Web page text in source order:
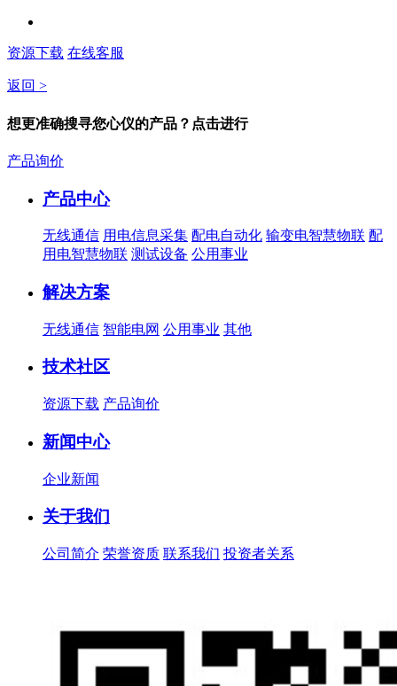
资源下载 在线客服
返回 >
想更准确搜寻您心仪的产品？点击进行
产品询价
产品中心
无线通信 用电信息采集 配电自动化 输变电智慧物联 配
用电智慧物联 测试设备 公用事业
解决方案
无线通信 智能电网 公用事业 其他
技术社区
资源下载 产品询价
新闻中心
企业新闻
关于我们
公司简介 荣誉资质 联系我们 投资者关系